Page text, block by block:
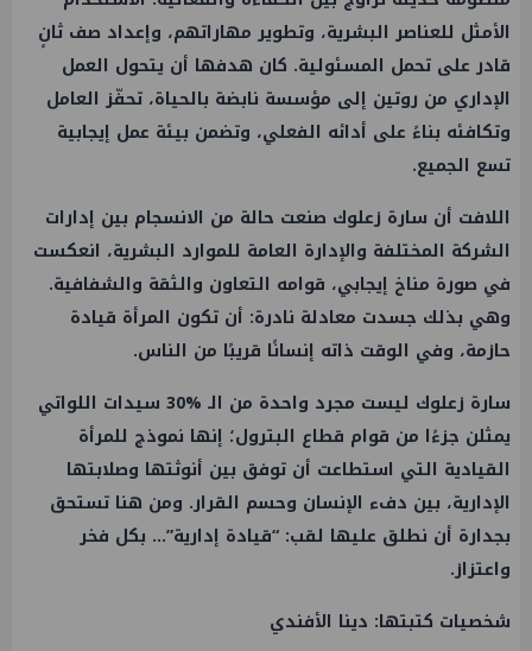
الأمثل للعناصر البشرية، وتطوير مهاراتهم، وإعداد صف ثانٍ
قادر على تحمل المسئولية. كان هدفها أن يتحول العمل
الإداري من روتين إلى مؤسسة نابضة بالحياة، تحفّز العامل
وتكافئه بناءً على أدائه الفعلي، وتضمن بيئة عمل إيجابية
تسع الجميع.
اللافت أن سارة زعلوك صنعت حالة من الانسجام بين إدارات
الشركة المختلفة والإدارة العامة للموارد البشرية، انعكست
في صورة مناخ إيجابي، قوامه التعاون والثقة والشفافية.
وهي بذلك جسدت معادلة نادرة: أن تكون المرأة قيادة
حازمة، وفي الوقت ذاته إنسانًا قريبًا من الناس.
سارة زعلوك ليست مجرد واحدة من الـ %30 سيدات اللواتي
يمثلن جزءًا من قوام قطاع البترول؛ إنها نموذج للمرأة
القيادية التي استطاعت أن توفق بين أنوثتها وصلابتها
الإدارية، بين دفء الإنسان وحسم القرار. ومن هنا تستحق
بجدارة أن نطلق عليها لقب: “قيادة إدارية”… بكل فخر
واعتزاز.
شخصيات كتبتها: دينا الأفندي